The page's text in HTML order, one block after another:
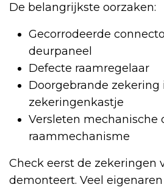
De belangrijkste oorzaken:
Gecorrodeerde
deurpaneel
Defecte raamregelaar
Doorgebrande zekering
zekeringenkastje
Versleten mechanische
raammechanisme
Check eerst de zekeringen
demonteert. Veel